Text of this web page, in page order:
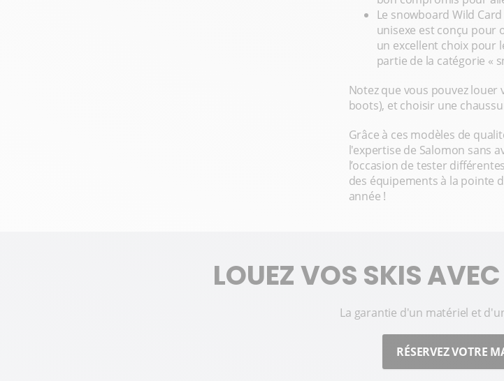
Le snowboard Wild
unisexe est conçu pour
un excellent choix pour
partie de la catégorie «
Notez que vous pouvez
boots), et choisir une
Grâce à ces modèles de
l'expertise de Salomon sans
l’occasion de tester
des équipements à la pointe
année !
LOUEZ VOS SKIS
La garantie d'un matériel et
RÉSERVEZ VOTRE